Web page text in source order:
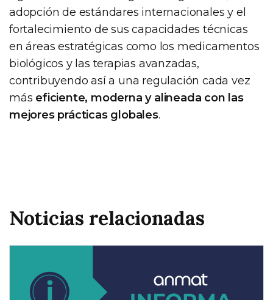
adopción de estándares internacionales y el
fortalecimiento de sus capacidades técnicas
en áreas estratégicas como los medicamentos
biológicos y las terapias avanzadas,
contribuyendo así a una regulación cada vez
más eficiente, moderna y alineada con las
mejores prácticas globales.
Noticias relacionadas